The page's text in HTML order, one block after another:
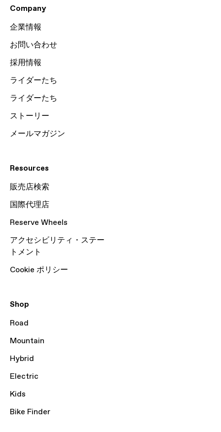
Company
企業情報
お問い合わせ
採用情報
ライダーたち
ライダーたち
ストーリー
メールマガジン
Resources
販売店検索
国際代理店
Reserve Wheels
アクセシビリティ・ステー
トメント
Cookie ポリシー
Shop
Road
Mountain
Hybrid
Electric
Kids
Bike Finder